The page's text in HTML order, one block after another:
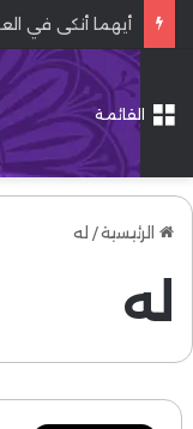
أيهما أنكى في
القائمة
الرئيسية/ له
له